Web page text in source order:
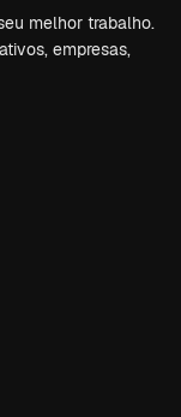
melhor trabalho.
empresas,